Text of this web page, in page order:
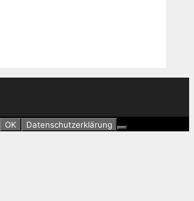
OK Datenschutzerklärung